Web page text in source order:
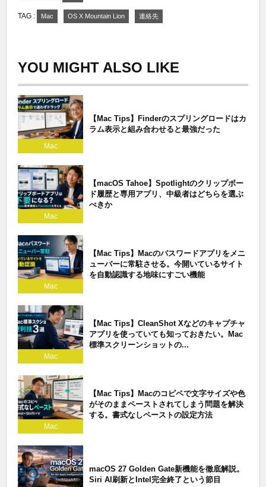
TAG : Mac OS X Mountain Lion 連絡先
YOU MIGHT ALSO LIKE
Mac
【Mac Tips】Finderのスプリングロードはカ
ラム表示と組み合わせると最強だった
Mac
【macOS Tahoe】Spotlightのクリップボー
ド履歴と専用アプリ、中級者はどちらを選ぶ
べきか
Mac
【Mac Tips】Macのパスワードアプリをメニ
ューバーに常駐させる。今開いているサイト
を自動認識する地味にすごい機能
Mac
【Mac Tips】CleanShot Xなどのキャプチャ
アプリを使っていても知っておきたい。Mac
標準スクリーンショットの...
Mac
【Mac Tips】Macのコピペで文字サイズや色
がそのままペーストされてしまう問題を解決
する。書式なしペーストの設定方法
macOS 27 Golden Gate新機能を徹底解説。
Siri AI刷新とIntel完全終了という節目